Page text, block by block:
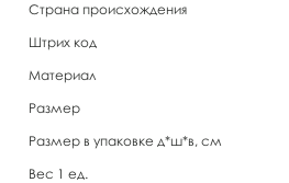
Страна происхождения
Штрих код
Материал
Размер
Размер в упаковке д*ш*в, см
Вес 1 ед.